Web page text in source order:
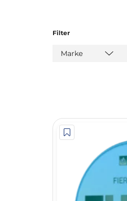
Filter
Marke